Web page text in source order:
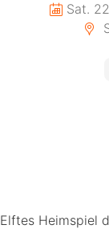
Sat.
Elftes Heimspiel